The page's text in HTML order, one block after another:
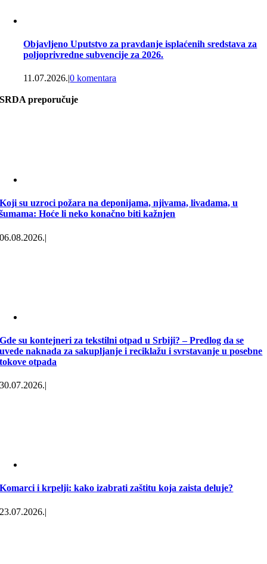
Objavljeno Uputstvo za pravdanje isplaćenih sredstava za
poljoprivredne subvencije za 2026.
11.07.2026.|0 komentara
SRDA preporučuje
Koji su uzroci požara na deponijama, njivama, livadama, u
šumama: Hoće li neko konačno biti kažnjen
06.08.2026.|
Gde su kontejneri za tekstilni otpad u Srbiji? – Predlog da se
uvede naknada za sakupljanje i reciklažu i svrstavanje u posebne
tokove otpada
30.07.2026.|
Komarci i krpelji: kako izabrati zaštitu koja zaista deluje?
23.07.2026.|